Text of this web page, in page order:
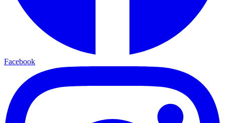
Facebook